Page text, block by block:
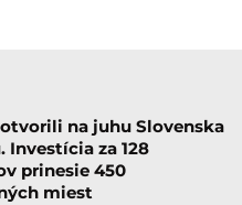
na juhu Slovenska
Investícia za 128
prinesie 450
miest